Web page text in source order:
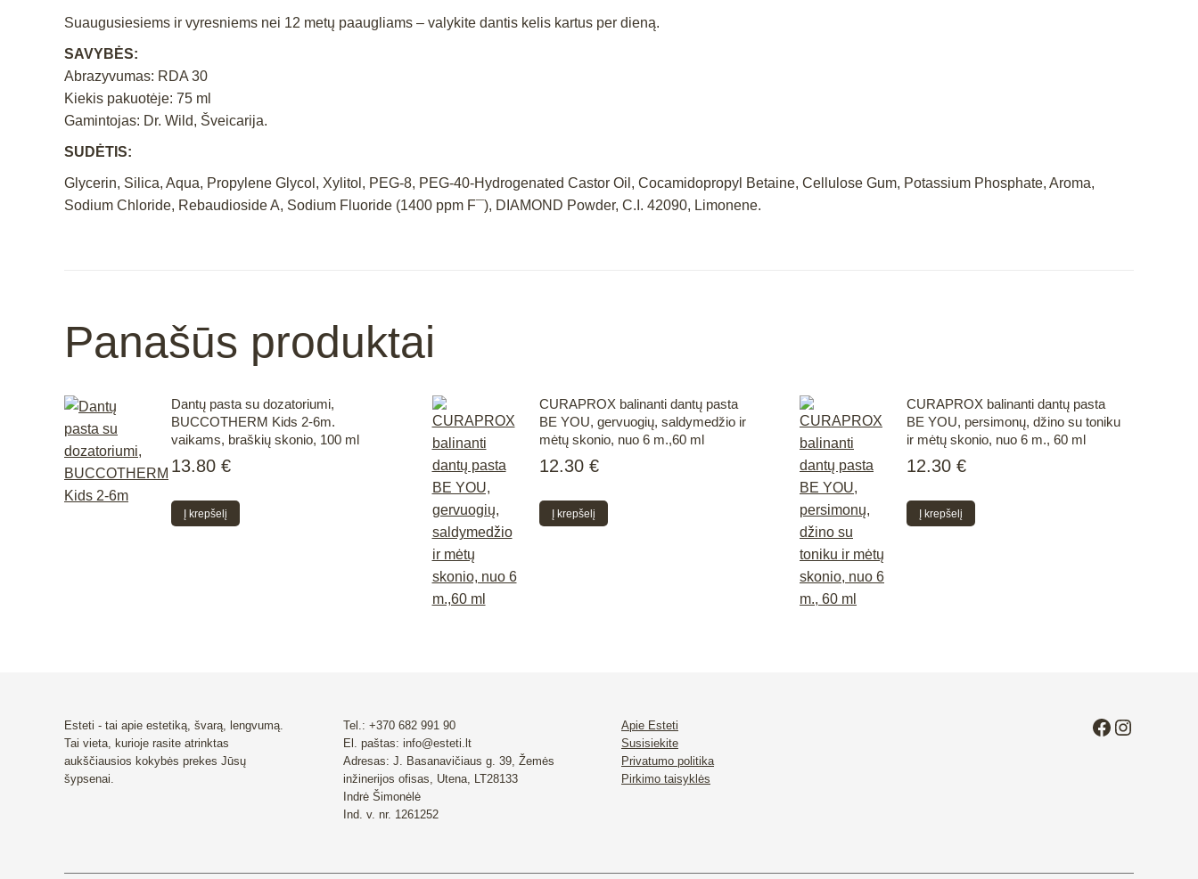
Suaugusiesiems ir vyresniems nei 12 metų paaugliams – valykite dantis kelis kartus per dieną.
SAVYBĖS:
Abrazyvumas: RDA 30
Kiekis pakuotėje: 75 ml
Gamintojas: Dr. Wild, Šveicarija.
SUDĖTIS:
Glycerin, Silica, Aqua, Propylene Glycol, Xylitol, PEG-8, PEG-40-Hydrogenated Castor Oil, Cocamidopropyl Betaine, Cellulose Gum, Potassium Phosphate, Aroma,
Sodium Chloride, Rebaudioside A, Sodium Fluoride (1400 ppm F¯), DIAMOND Powder, C.I. 42090, Limonene.
Panašūs produktai
Dantų pasta su dozatoriumi,
BUCCOTHERM Kids 2-6m.
vaikams, braškių skonio, 100 ml
13.80 €
Į krepšelį
CURAPROX balinanti dantų pasta
BE YOU, gervuogių, saldymedžio ir
mėtų skonio, nuo 6 m.,60 ml
12.30 €
Į krepšelį
CURAPROX balinanti dantų pasta
BE YOU, persimonų, džino su toniku
ir mėtų skonio, nuo 6 m., 60 ml
12.30 €
Į krepšelį
Esteti - tai apie estetiką, švarą, lengvumą.
Tai vieta, kurioje rasite atrinktas
aukščiausios kokybės prekes Jūsų
šypsenai.
Tel.: +370 682 991 90
El. paštas: info@esteti.lt
Adresas: J. Basanavičiaus g. 39, Žemės
inžinerijos ofisas, Utena, LT28133
Indrė Šimonėlė
Ind. v. nr. 1261252
Apie Esteti
Susisiekite
Privatumo politika
Pirkimo taisyklės
Facebook